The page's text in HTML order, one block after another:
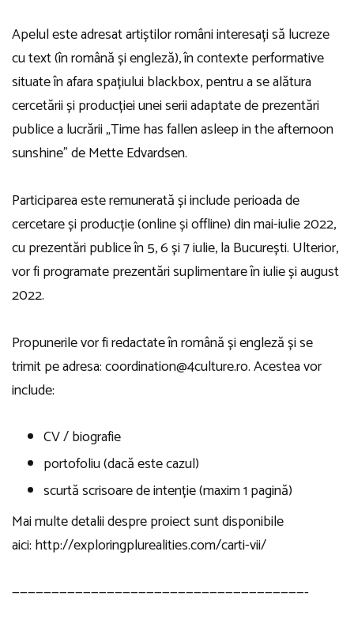
Apelul este adresat artiștilor români interesați să lucreze
cu text (în română și engleză), în contexte performative
situate în afara spațiului blackbox, pentru a se alătura
cercetării și producției unei serii adaptate de prezentări
publice a lucrării „Time has fallen asleep in the afternoon
sunshine” de Mette Edvardsen.
Participarea este remunerată și include perioada de
cercetare și producție (online și offline) din mai-iulie 2022,
cu prezentări publice în 5, 6 și 7 iulie, la București. Ulterior,
vor fi programate prezentări suplimentare în iulie și august
2022.
Propunerile vor fi redactate în română și engleză și se
trimit pe adresa:coordination@4culture.ro. Acestea vor
include:
CV / biografie
portofoliu (dacă este cazul)
scurtă scrisoare de intenție (maxim 1 pagină)
Mai multe detalii despre proiect sunt disponibile
aici: http://exploringplurealities.com/carti-vii/
—————————————————————————————————————-